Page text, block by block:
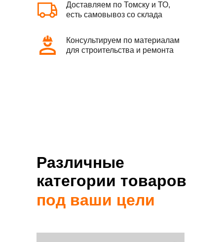
Доставляем по Томску и ТО,
есть самовывоз со склада
Консультируем по материалам
для строительства и ремонта
под ваши цели
Различные
категории товаров